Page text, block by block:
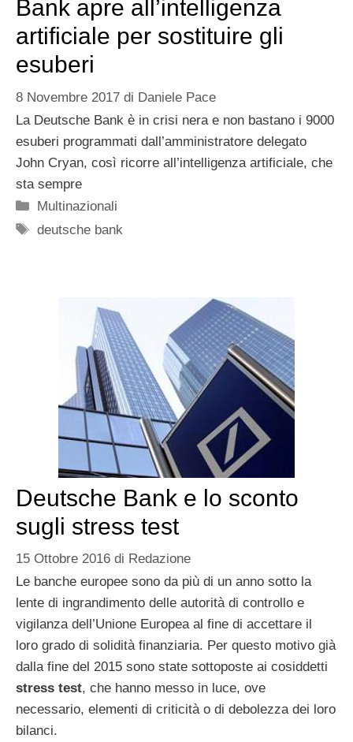
Bank apre all’intelligenza
artificiale per sostituire gli
esuberi
8 Novembre 2017 di Daniele Pace
La Deutsche Bank è in crisi nera e non bastano i 9000
esuberi programmati dall’amministratore delegato
John Cryan, così ricorre all’intelligenza artificiale, che
sta sempre
Categorie
Multinazionali
Tag
deutsche bank
Deutsche Bank e lo sconto
sugli stress test
15 Ottobre 2016 di Redazione
Le banche europee sono da più di un anno sotto la
lente di ingrandimento delle autorità di controllo e
vigilanza dell’Unione Europea al fine di accettare il
loro grado di solidità finanziaria. Per questo motivo già
dalla fine del 2015 sono state sottoposte ai cosiddetti
stress test, che hanno messo in luce, ove
necessario, elementi di criticità o di debolezza dei loro
bilanci.